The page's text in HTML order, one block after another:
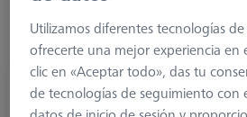
1/2-Palpador estrella 180° M3
626103-0304-020
Utilizamos diferentes tecnologías
ofrecerte una mejor experiencia en
clic en «Aceptar todo», das tu
de tecnologías de seguimiento con